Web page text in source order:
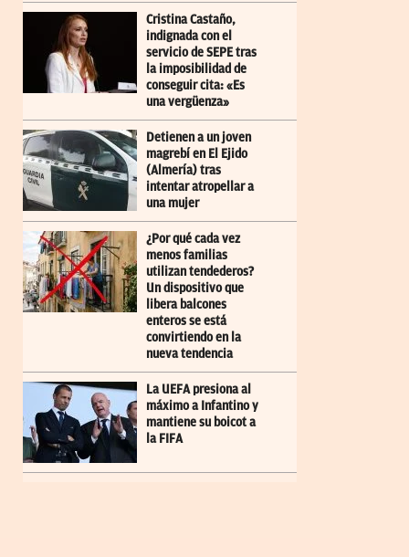
Cristina Castaño,
indignada con el
servicio de SEPE tras
la imposibilidad de
conseguir cita: «Es
una vergüenza»
Detienen a un joven
magrebí en El Ejido
(Almería) tras
intentar atropellar a
una mujer
¿Por qué cada vez
menos familias
utilizan tendederos?
Un dispositivo que
libera balcones
enteros se está
convirtiendo en la
nueva tendencia
La UEFA presiona al
máximo a Infantino y
mantiene su boicot a
la FIFA